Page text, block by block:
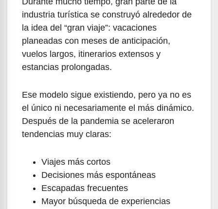
industria turística se construyó alrededor de
la idea del “gran viaje”: vacaciones
planeadas con meses de anticipación,
vuelos largos, itinerarios extensos y
estancias prolongadas.
Ese modelo sigue existiendo, pero ya no es
el único ni necesariamente el más dinámico.
Después de la pandemia se aceleraron
tendencias muy claras:
Viajes más cortos
Decisiones más espontáneas
Escapadas frecuentes
Mayor búsqueda de experiencias